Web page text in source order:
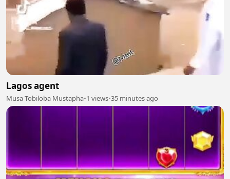
Lagos agent
Musa Tobiloba Mustapha•1 views•35 minutes ago